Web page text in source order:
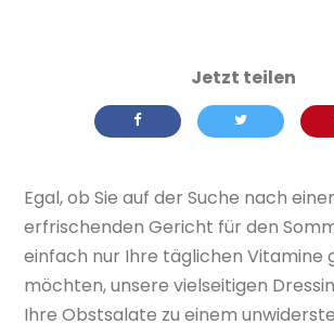
Egal, ob Sie auf der Suche nach
erfrischenden Gericht für den
einfach nur Ihre täglichen Vitamine
möchten, unsere vielseitigen
Ihre Obstsalate zu einem